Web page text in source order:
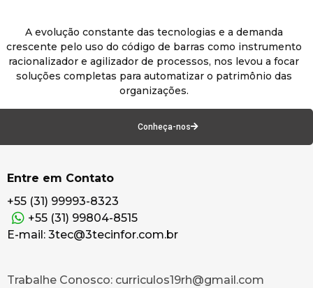
A evolução constante das tecnologias e a demanda
crescente pelo uso do código de barras como instrumento
racionalizador e agilizador de processos, nos levou a focar
soluções completas para automatizar o patrimônio das
organizações.
Conheça-nos
Entre em Contato
+55 (31) 99993-8323
+55 (31) 99804-8515
E-mail: 3tec@3tecinfor.com.br
Trabalhe Conosco: curriculos19rh@gmail.com